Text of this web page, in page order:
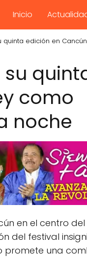
Inicio
quinta edición en
su
como
noche
en el centro
del festival
promete una